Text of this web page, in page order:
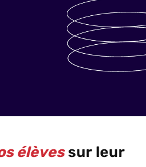
élèvessur leur